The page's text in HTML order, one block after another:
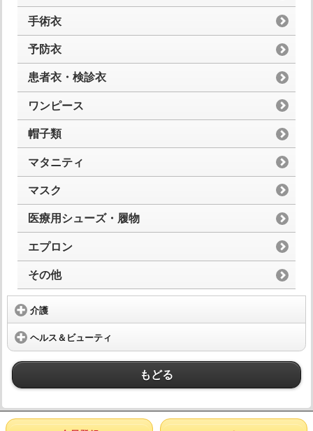
手術衣
予防衣
患者衣・検診衣
ワンピース
帽子類
マタニティ
マスク
医療用シューズ・履物
エプロン
その他
介護
ヘルス＆ビューティ
もどる